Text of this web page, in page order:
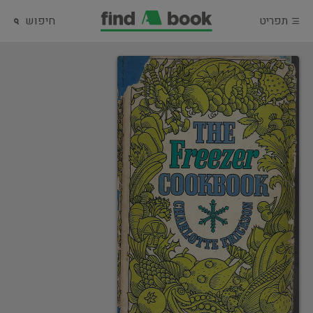
תפריט חיפוש